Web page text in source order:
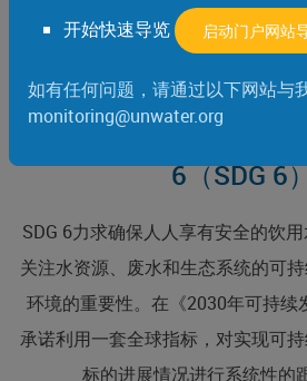
6（SDG 6
SDG 6力求确保人人享有安全的饮
关注水资源、废水和生态系统的可
环境的重要性。在《2030年可持续
承诺利用一套全球指标，对实现可
标的进展情况进行系统性的
开始快速导览
启动门户网站
如有任何问题，请通过以下网站与
monitoring@unwater.org